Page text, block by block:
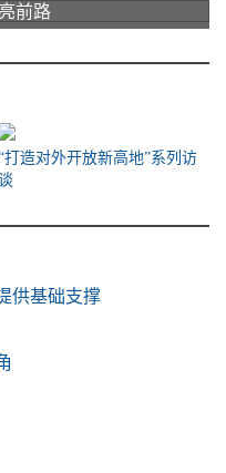
前路
打造对外开放新高地”系列访
供基础支撑